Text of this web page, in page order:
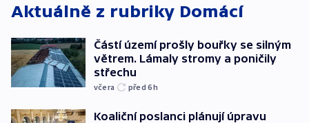
Aktuálně z rubriky Domácí
Částí území prošly bouřky se silným
větrem. Lámaly stromy a poničily
střechu
včera před 6h
Koaliční poslanci plánují úpravu